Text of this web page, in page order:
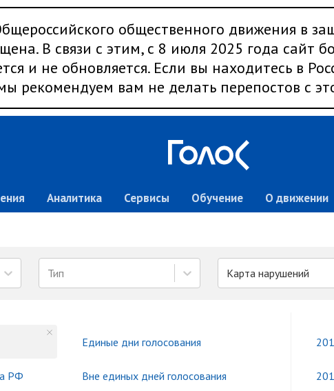
общественного движения в
В связи с этим, с 8 июля 2025 года сайт
и не обновляется. Если вы находитесь в
рекомендуем вам не делать перепостов с
Аналитика Сервисы Обучение О движении
Тип Карта нарушений
РФ
Единые дни голосования
Вне единых дней голосования